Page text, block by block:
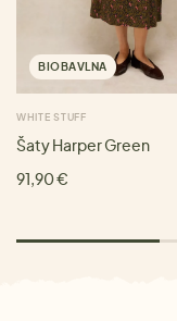
BIOBAVLNA
WHITE STUFF
Šaty Harper Green
91,90 €